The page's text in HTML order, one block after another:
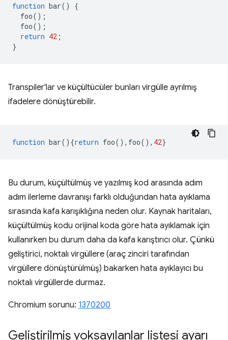
function bar()
{
foo();
foo();
return 42 ;
}
Transpiler'lar ve küçültücüler bunları virgülle ayrılmış
ifadelere dönüştürebilir.
function bar(){return foo(), foo(), 42}
Bu durum, küçültülmüş ve yazılmış kod arasında adım
adım ilerleme davranışı farklı olduğundan hata ayıklama
sırasında kafa karışıklığına neden olur. Kaynak haritaları,
küçültülmüş kodu orijinal koda göre hata ayıklamak için
kullanırken bu durum daha da kafa karıştırıcı olur. Çünkü
geliştirici, noktalı virgüllere (araç zinciri tarafından
virgüllere dönüştürülmüş) bakarken hata ayıklayıcı bu
noktalı virgüllerde durmaz.
Chromium sorunu: 1370200
Geliştirilmiş yoksayılanlar listesi ayarı